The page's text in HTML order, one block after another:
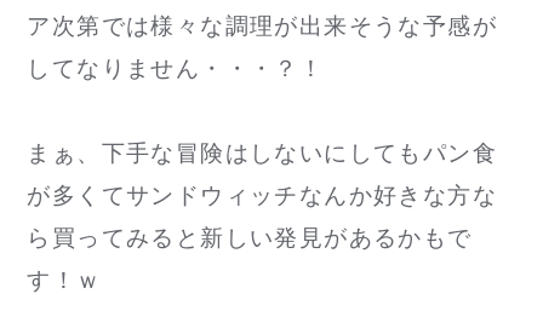
ア次第では様々な調理が出来そうな予感が
してなりません・・・？！
まぁ、下手な冒険はしないにしてもパン食
が多くてサンドウィッチなんか好きな方な
ら買ってみると新しい発見があるかもで
す！ｗ